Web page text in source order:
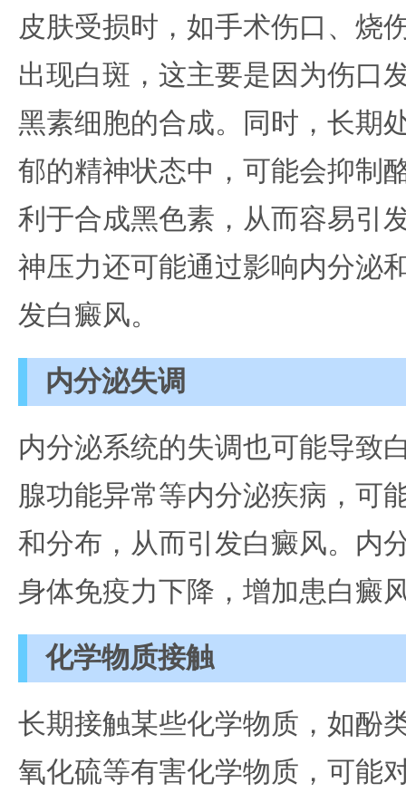
皮肤受损时，如手术伤口、烧
出现白斑，这主要是因为伤口
黑素细胞的合成。同时，长期
郁的精神状态中，可能会抑制
利于合成黑色素，从而容易引
神压力还可能通过影响内分泌
发白癜风。
内分泌失调
内分泌系统的失调也可能导致
腺功能异常等内分泌疾病，可
和分布，从而引发白癜风。内
身体免疫力下降，增加患白癜
化学物质接触
长期接触某些化学物质，如酚
氧化硫等有害化学物质，可能